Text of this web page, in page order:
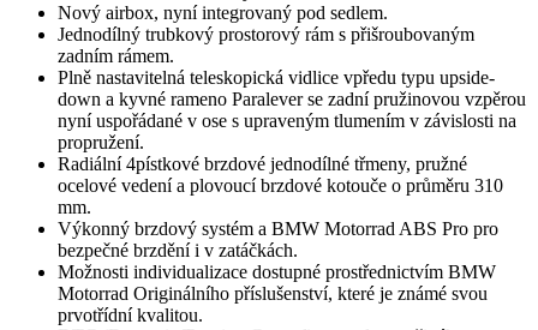
Nový airbox, nyní integrovaný pod sedlem.
Jednodílný trubkový prostorový rám s přišroubovaným
zadním rámem.
Plně nastavitelná teleskopická vidlice vpředu typu upside-
down a kyvné rameno Paralever se zadní pružinovou vzpěrou
nyní uspořádané v ose s upraveným tlumením v závislosti na
propružení.
Radiální 4pístkové brzdové jednodílné třmeny, pružné
ocelové vedení a plovoucí brzdové kotouče o průměru 310
mm.
Výkonný brzdový systém a BMW Motorrad ABS Pro pro
bezpečné brzdění i v zatáčkách.
Možnosti individualizace dostupné prostřednictvím BMW
Motorrad Originálního příslušenství, které je známé svou
prvotřídní kvalitou.